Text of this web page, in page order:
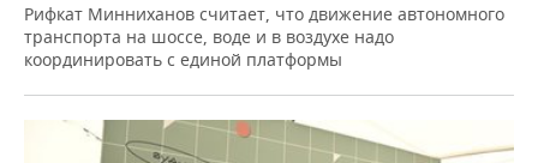
Рифкат Минниханов считает, что движение автономного
транспорта на шоссе, воде и в воздухе надо
координировать с единой платформы